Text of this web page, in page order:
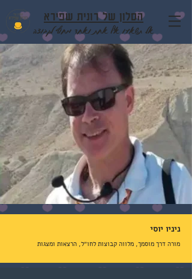
הסלון של רונית שפירא
אל תשאירו אף אחת ואחד מחוץ לקבוצה
ניניו יוסי
מורה דרך מוסמך, מלווה קבוצות לחו״ל, הרצאות ומצגות